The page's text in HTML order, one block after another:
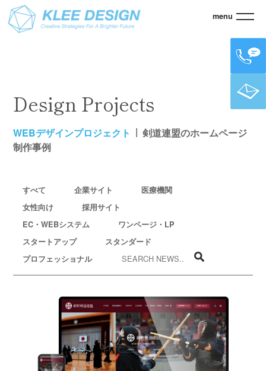
menu
KLEE > WEBデザインプロジェクト> 剣道連盟のホームページ制作事例
Design Projects
WEBデザインプロジェクト
剣道連盟のホームページ
制作事例
すべて 企業サイト
医療機関
女性向け
採用サイト
EC・WEBシステム
ワンページ・LP
スタートアップ
スタンダード
プロフェッショナル